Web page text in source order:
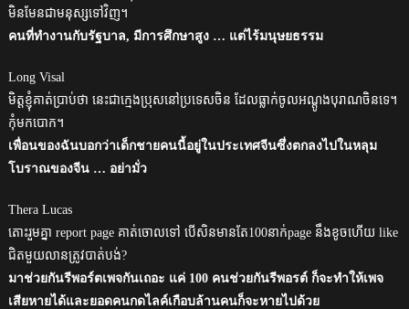
មិនមែនជាមនុស្សទៅវិញ។
คนที่ทำงานกับรัฐบาล, มีการศึกษาสูง … แต่ไร้มนุษยธรรม
Long Visal
មិត្តខ្ញុំគាត់ប្រាប់ថា នេះជាក្មេងប្រុសនៅប្រទេសចិន ដែលធ្លាក់ចូលអណ្តូងបុរាណចិនទេ។
កុំមកបោក។
เพื่อนของฉันบอกว่าเด็กชายคนนี้อยู่ในประเทศจีนซึ่งตกลงไปในหลุม
โบราณของจีน … อย่ามั่ว
Thera Lucas
តោះរួមគ្នា report page គាត់ចោលទៅ បើសិនមានតែ100នាក់page នឹងខូចហើយ like
ជិតមួយលានត្រូវបាត់បង់?
มาช่วยกันรีพอร์ตเพจกันเถอะ แค่ 100 คนช่วยกันรีพอรต์ ก็จะทำให้เพจ
เสียหายได้และยอดคนกดไลค์เกือบล้านคนก็จะหายไปด้วย